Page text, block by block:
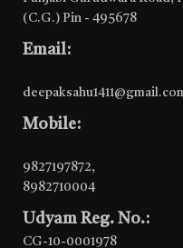
(C.G.) Pin - 495678
Email:
Mobile:
9827197872,
8982710004
Udyam Reg. No.:
CG-10-0001978